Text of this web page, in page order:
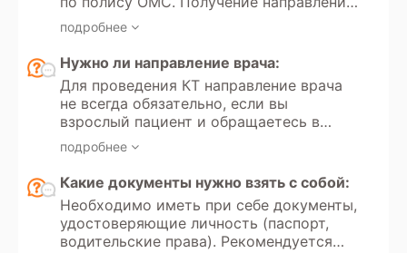
на мультиспиральную компьютерную
томографию регулируется Федеральным
законом РФ «Об обязательном
медицинском страховании» №323.
Кроме того, в России доступно
прохождение МСКТ по программам
добровольного медицинского
страхования.
подробнее
Нужно ли направление врача:
Для проведения КТ направление врача
не всегда обязательно, если вы
взрослый пациент и обращаетесь в
частную клинику для платного
обследования. Однако если вы хотите
пройти КТ по полису обязательного
медицинского страхования, то
направление от врача необходимо.
Направление всегда требуется для
проведения КТ детям до 18 лет, как в
подробнее
Какие документы нужно взять с собой:
Необходимо иметь при себе документы,
удостоверяющие личность (паспорт,
водительские права). Рекомендуется